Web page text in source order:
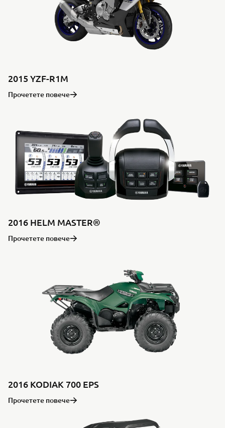
2015 YZF-R1M
Прочетете повече
2016 HELM MASTER®
Прочетете повече
2016 KODIAK 700 EPS
Прочетете повече